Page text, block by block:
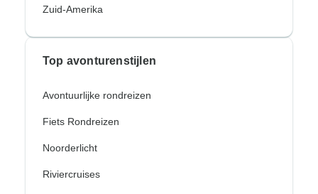
Zuid-Amerika
Top avonturenstijlen
Avontuurlijke rondreizen
Fiets Rondreizen
Noorderlicht
Riviercruises